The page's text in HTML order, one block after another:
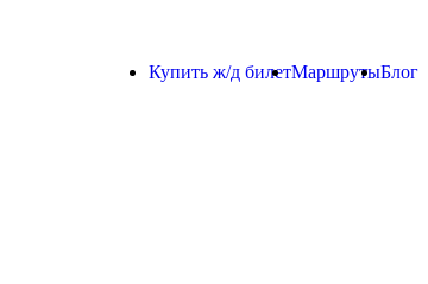
Купить ж/д билетМаршрутыБлог